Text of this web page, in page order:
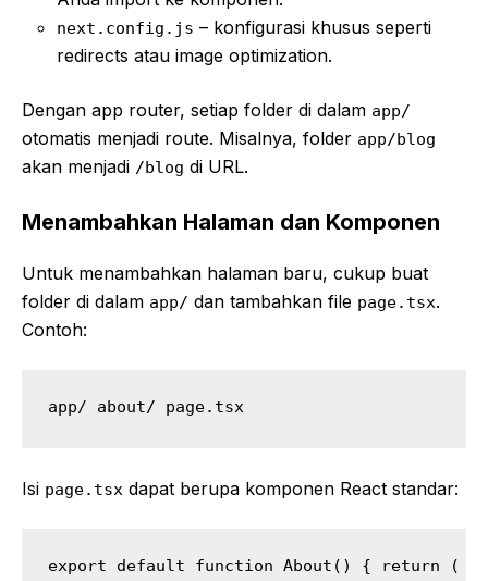
next.config.js – konfigurasi khusus seperti
redirects atau image optimization.
Dengan app router, setiap folder di dalam app/
otomatis menjadi route. Misalnya, folder app/blog
akan menjadi /blog di URL.
Menambahkan Halaman dan Komponen
Untuk menambahkan halaman baru, cukup buat
folder di dalam app/ dan tambahkan file page.tsx.
Contoh:
app/ about/ page.tsx
Isi page.tsx dapat berupa komponen React standar:
export default function About() { return (